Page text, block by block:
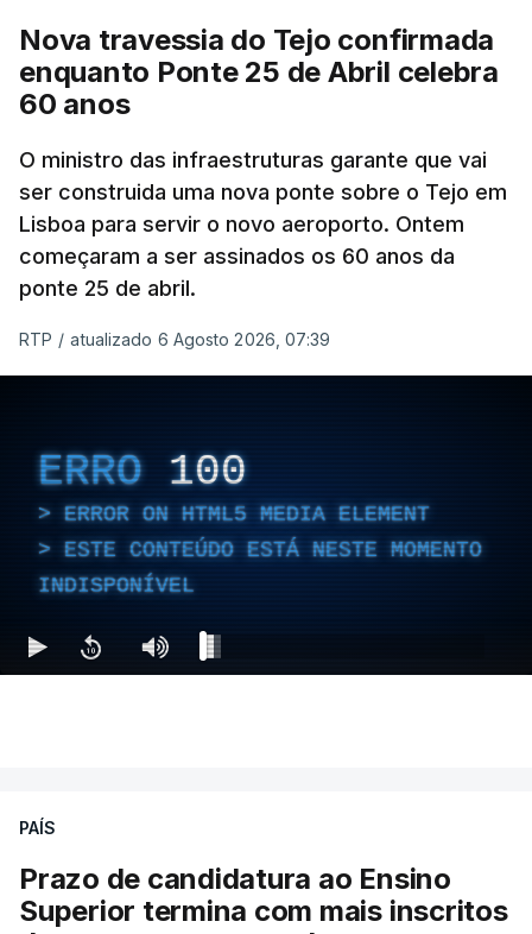
Nova travessia do Tejo confirmada
enquanto Ponte 25 de Abril celebra
60 anos
O ministro das infraestruturas garante que vai
ser construida uma nova ponte sobre o Tejo em
Lisboa para servir o novo aeroporto. Ontem
começaram a ser assinados os 60 anos da
ponte 25 de abril.
RTP / atualizado 6 Agosto 2026, 07:39
ERRO 100
ERROR ON HTML5 MEDIA ELEMENT
ESTE CONTEÚDO ESTÁ NESTE MOMENTO
INDISPONÍVEL
PAÍS
Prazo de candidatura ao Ensino
Superior termina com mais inscritos